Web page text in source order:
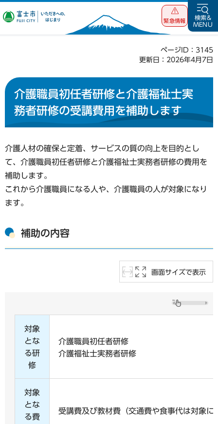
富士市 いただ
緊急情報
検索&
MENU
ページID：3145
更新日：2026年4月7日
介護職員初任者研修と介護福祉士実
務者研修の受講費用を補助します
介護人材の確保と定着、サービスの質の向上を目的とし
て、介護職員初任者研修と介護福祉士実務者研修の費用を
補助します。
これから介護職員になる人や、介護職員の人が対象になり
ます。
補助の内容
画面サイズで表示
対象
とな
る研
修
介護職員初任者研修
介護福祉士実務者研修
対象
とな
る費
受講費及び教材費（交通費や食事代は対象に